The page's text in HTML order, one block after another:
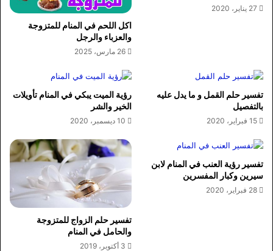
27 يناير، 2020
اكل اللحم في المنام للمتزوجة
والعزباء والرجل
26 مارس، 2025
تفسير حلم القمل و ما يدل عليه
بالتفصيل
15 فبراير، 2020
رؤية الميت يبكي في المنام تأويلات
الخير والشر
10 ديسمبر، 2020
تفسير رؤية العنب في المنام لابن
سيرين وكبار المفسرين
28 فبراير، 2020
تفسير حلم الزواج للمتزوجة
والحامل في المنام
3 أكتوبر، 2019